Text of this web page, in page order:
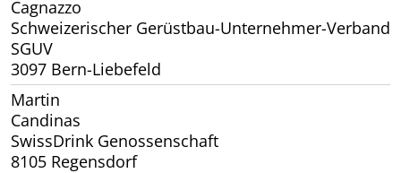
Cagnazzo
Schweizerischer Gerüstbau-Unternehmer-Verband
SGUV
3097 Bern-Liebefeld
Martin
Candinas
SwissDrink Genossenschaft
8105 Regensdorf